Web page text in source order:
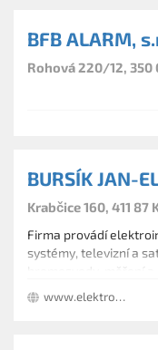
BFB ALARM,
Rohová 220/12, 350
BURSÍK JAN-
Krabčice 160, 411
Firma provádí
systémy, televizní a
www.elektro-bursik.cz